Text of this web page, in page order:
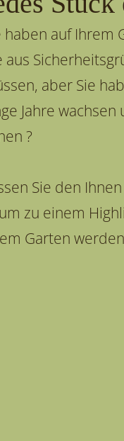
haben auf Ihrem
aus
aber Sie
Jahre
?
Sie den
zu einem
Garten